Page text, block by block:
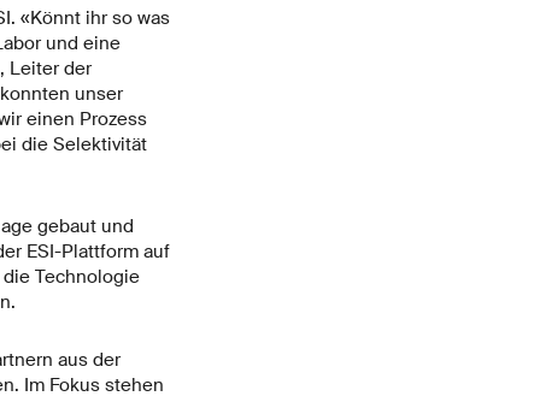
«Könnt ihr so was
und eine
Leiter der
unser
einen Prozess
die Selektivität
gebaut und
ESI-Plattform auf
Technologie
aus der
Im Fokus stehen